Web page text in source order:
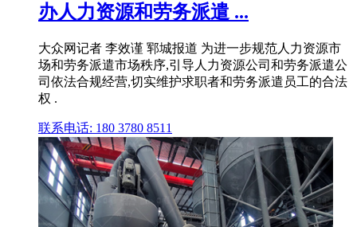
办人力资源和劳务派遣 ...
大众网记者 李效谨 郓城报道 为进一步规范人力资源市
场和劳务派遣市场秩序,引导人力资源公司和劳务派遣公
司依法合规经营,切实维护求职者和劳务派遣员工的合法
权 .
联系电话: 180 3780 8511